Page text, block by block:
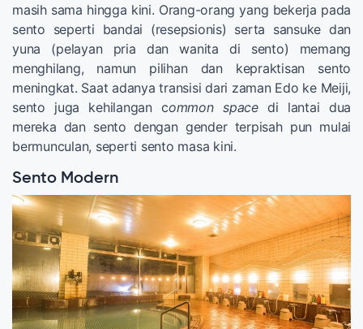
masih sama hingga kini. Orang-orang yang bekerja pada
sento seperti bandai (resepsionis) serta sansuke dan
yuna (pelayan pria dan wanita di sento) memang
menghilang, namun pilihan dan kepraktisan sento
meningkat. Saat adanya transisi dari zaman Edo ke Meiji,
sento juga kehilangan common spacedi lantai dua
mereka dan sento dengan gender terpisah pun mulai
bermunculan, seperti sento masa kini.
Sento Modern